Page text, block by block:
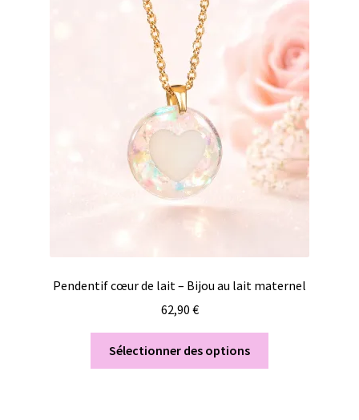
Pendentif cœur de lait – Bijou au lait maternel
62,90 €
Sélectionner des options